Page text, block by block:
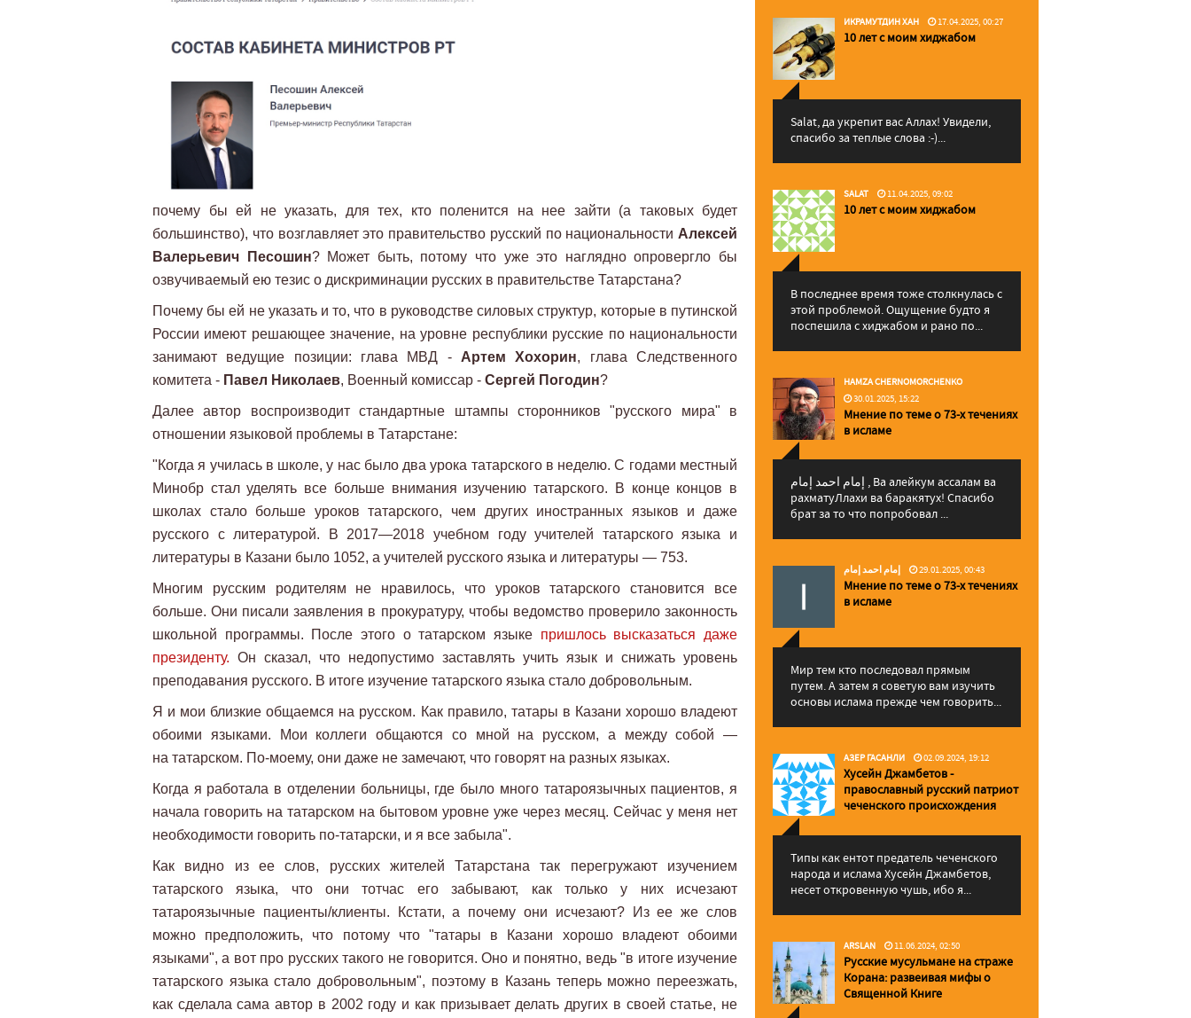
почему бы ей не указать, для тех, кто поленится на нее зайти (а таковых будет
большинство), что возглавляет это правительство русский по национальности Алексей
Валерьевич Песошин? Может быть, потому что уже это наглядно опровергло бы
озвучиваемый ею тезис о дискриминации русских в правительстве Татарстана?
Почему бы ей не указать и то, что в руководстве силовых структур, которые в путинской
России имеют решающее значение, на уровне республики русские по национальности
занимают ведущие позиции: глава МВД - Артем Хохорин, глава Следственного
комитета - Павел Николаев, Военный комиссар - Сергей Погодин?
Далее автор воспроизводит стандартные штампы сторонников "русского мира" в
отношении языковой проблемы в Татарстане:
"Когда я училась в школе, у нас было два урока татарского в неделю. С годами местный
Минобр стал уделять все больше внимания изучению татарского. В конце концов в
школах стало больше уроков татарского, чем других иностранных языков и даже
русского с литературой. В 2017—2018 учебном году учителей татарского языка и
литературы в Казани было 1052, а учителей русского языка и литературы — 753.
Многим русским родителям не нравилось, что уроков татарского становится все
больше. Они писали заявления в прокуратуру, чтобы ведомство проверило законность
школьной программы. После этого о татарском языке пришлось высказаться даже
президенту. Он сказал, что недопустимо заставлять учить язык и снижать уровень
преподавания русского. В итоге изучение татарского языка стало добровольным.
Я и мои близкие общаемся на русском. Как правило, татары в Казани хорошо владеют
обоими языками. Мои коллеги общаются со мной на русском, а между собой —
на татарском. По-моему, они даже не замечают, что говорят на разных языках.
Когда я работала в отделении больницы, где было много татароязычных пациентов, я
начала говорить на татарском на бытовом уровне уже через месяц. Сейчас у меня нет
необходимости говорить по-татарски, и я все забыла".
Как видно из ее слов, русских жителей Татарстана так перегружают изучением
татарского языка, что они тотчас его забывают, как только у них исчезают
татароязычные пациенты/клиенты. Кстати, а почему они исчезают? Из ее же слов
можно предположить, что потому что "татары в Казани хорошо владеют обоими
языками", а вот про русских такого не говорится. Оно и понятно, ведь "в итоге изучение
татарского языка стало добровольным", поэтому в Казань теперь можно переезжать,
как сделала сама автор в 2002 году и как призывает делать других в своей статье, не
ИКРАМУТДИН ХАН 17.04.2025, 00:27
10 лет с моим хиджабом
Salat, да укрепит вас Аллаx! Увидели,
спасибо за теплые слова :-)...
SALAT 11.04.2025, 09:02
10 лет с моим хиджабом
В последнее время тоже столкнулась с
этой проблемой. Ощущение будто я
поспешила с хиджабом и рано по...
HAMZA CHERNOMORCHENKO
30.01.2025, 15:22
Мнение по теме о 73-х течениях
в исламе
إمام احمد إمام , Ва алейкум ассалам ва
рахматуЛлахи ва баракятух! Спасибо
брат за то что попробовал ...
إمام احمد إمام 29.01.2025, 00:43
Мнение по теме о 73-х течениях
в исламе
Мир тем кто последовал прямым
путем. А затем я советую вам изучить
основы ислама прежде чем говорить...
АЗЕР ГАСАНЛИ 02.09.2024, 19:12
Хусейн Джамбетов -
православный русский патриот
чеченского происхождения
Типы как ентот предатель чеченского
народа и ислама Хусейн Джамбетов,
несет откровенную чушь, ибо я...
ARSLAN 11.06.2024, 02:50
Русские мусульмане на страже
Корана: pазвеивая мифы о
Священной Книге